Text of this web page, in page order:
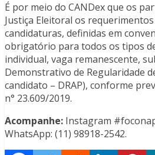
É por meio do CANDex que os
Justiça Eleitoral os
candidaturas, definidas em
obrigatório para todos os tipos
individual, vaga remanescente,
Demonstrativo de Regularidade
candidato – DRAP), conforme
n° 23.609/2019.
Acompanhe: Instagram
WhatsApp: (11) 98918-2542.